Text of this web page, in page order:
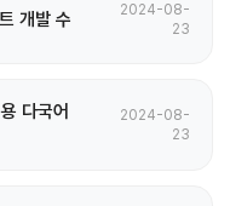
개발 수
2024-08-
23
다국어
2024-08-
23